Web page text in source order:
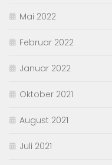
Mai 2022
Februar 2022
Januar 2022
Oktober 2021
August 2021
Juli 2021